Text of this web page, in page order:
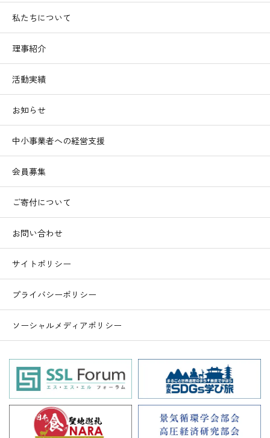
私たちについて
理事紹介
活動実績
お知らせ
中小事業者への経営支援
会員募集
ご寄付について
お問い合わせ
サイトポリシー
プライバシーポリシー
ソーシャルメディアポリシー